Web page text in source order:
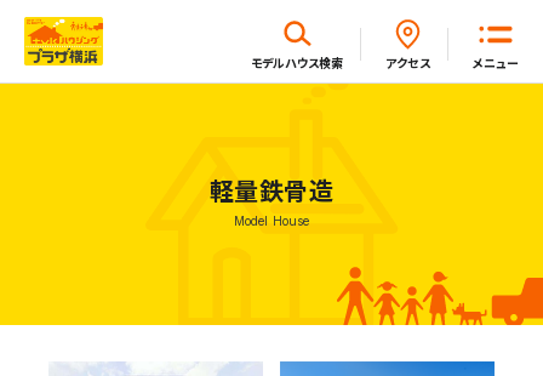
メニュー
モデルハウス検索 アクセス
軽量鉄骨造
Model House
閉じる